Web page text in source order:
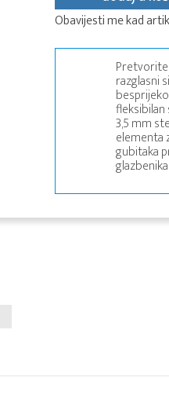
Obavijesti me kad
razglasni
fleksibilan
3,5 mm
elementa
gubitaka